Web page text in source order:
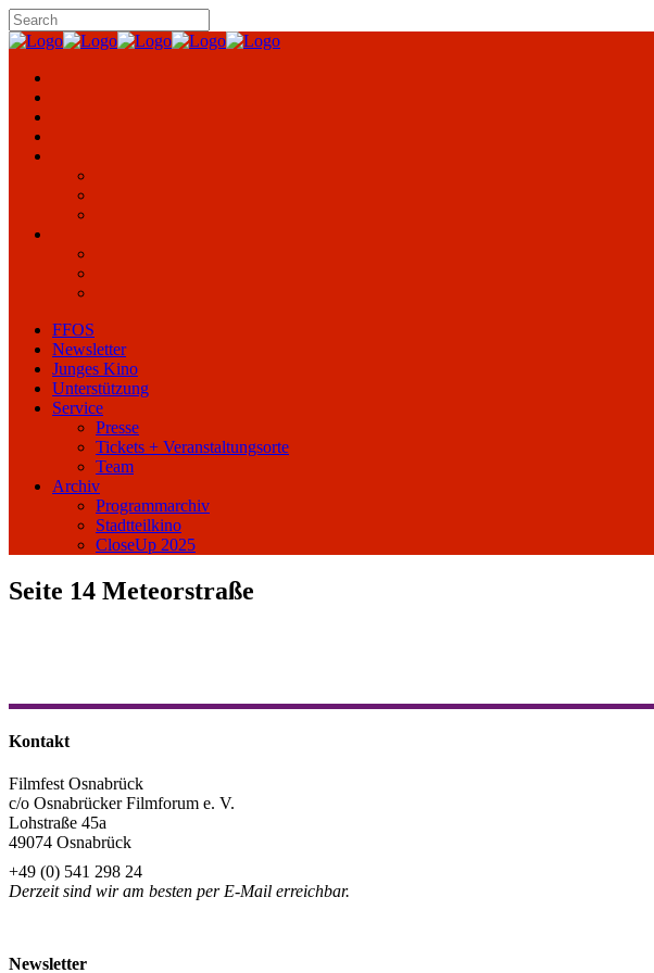
FFOS
Newsletter
Junges Kino
Unterstützung
Service
Presse
Tickets + Veranstaltungsorte
Team
Archiv
Programmarchiv
Stadtteilkino
CloseUp 2025
Seite 14 Meteorstraße
Kontakt
Filmfest Osnabrück
c/o Osnabrücker Filmforum e. V.
Lohstraße 45a
49074 Osnabrück
+49 (0) 541 298 24
Derzeit sind wir am besten per E-Mail erreichbar.
Newsletter